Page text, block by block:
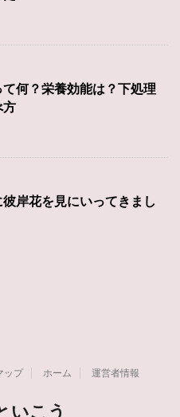
何？栄養効能は？下処理
方
彼岸花を見にいってきまし
ップ ホーム 運営者情報
いこう